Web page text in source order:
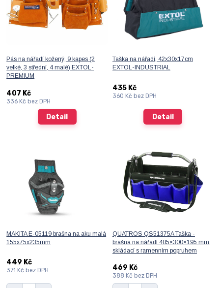
Pás na nářadí kožený, 9 kapes (2
velké, 3 střední, 4 malé) EXTOL-
PREMIUM
407 Kč
336 Kčbez DPH
Detail
Taška na nářadí, 42x30x17cm
EXTOL-INDUSTRIAL
435 Kč
360 Kč bez DPH
Detail
MAKITA E-05119 brašna na aku malá
155x75x235mm
449 Kč
371 Kč bez DPH
QUATROS QS51375A Taška -
brašna na nářadí 405×300×195 mm,
skládací s ramenním popruhem
469 Kč
388 Kč bez DPH